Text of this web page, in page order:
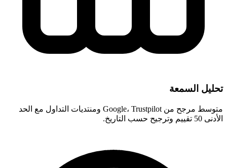
تحليل السمعة
متوسط مرجح من Google، Trustpilot ومنتديات التداول مع الحد
الأدنى 50 تقييم وترجيح حسب التاريخ.